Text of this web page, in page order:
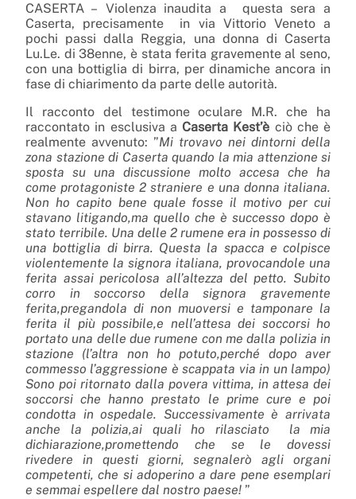
CASERTA – Violenza inaudita a questa sera a
Caserta, precisamente in via Vittorio Veneto a
pochi passi dalla Reggia, una donna di Caserta
Lu.Le. di 38enne, è stata ferita gravemente al seno,
con una bottiglia di birra, per dinamiche ancora in
fase di chiarimento da parte delle autorità.
Il racconto del testimone oculare M.R. che ha
raccontato in esclusiva a Caserta Kest’è ciò che è
realmente avvenuto: ”Mi trovavo nei dintorni della
zona stazione di Caserta quando la mia attenzione si
sposta su una discussione molto accesa che ha
come protagoniste 2 straniere e una donna italiana.
Non ho capito bene quale fosse il motivo per cui
stavano litigando,ma quello che è successo dopo è
stato terribile. Una delle 2 rumene era in possesso di
una bottiglia di birra. Questa la spacca e colpisce
violentemente la signora italiana, provocandole una
ferita assai pericolosa all’altezza del petto. Subito
corro in soccorso della signora gravemente
ferita,pregandola di non muoversi e tamponare la
ferita il più possibile,e nell’attesa dei soccorsi ho
portato una delle due rumene con me dalla polizia in
stazione (l’altra non ho potuto,perché dopo aver
commesso l’aggressione è scappata via in un lampo)
Sono poi ritornato dalla povera vittima, in attesa dei
soccorsi che hanno prestato le prime cure e poi
condotta in ospedale. Successivamente è arrivata
anche la polizia,ai quali ho rilasciato la mia
dichiarazione,promettendo che se le dovessi
rivedere in questi giorni, segnalerò agli organi
competenti, che si adoperino a dare pene esemplari
e semmai espellere dal nostro paese! ”